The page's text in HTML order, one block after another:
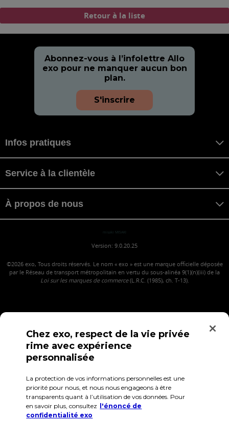
Retour à la liste
Abonnez-vous à l’infolettre Allo
exo pour ne manquer aucun bon
plan.
S'inscrire
Infos pratiques
Service à la clientèle
À propos de nous
misaki MISAKI
Version: 9.0.20.25
©2026 exo, Tous droits réservés. Le nom « exo » est une marque officielle déposée
par le Réseau de transport métropolitain en vertu du sous-alinéa 9(1)(n)(iii) de la
Loi sur les marques de commerce(L.R.C. (1985), ch. T-13).
Confidentialité Conditions d'utilisation Accès employés
Chez exo, respect de la vie privée
rime avec expérience
personnalisée
La protection de vos informations personnelles est une
priorité pour nous, et nous nous engageons à être
transparents quant à l’utilisation de vos données. Pour
en savoir plus, consultez
l'énoncé de
confidentialité exo